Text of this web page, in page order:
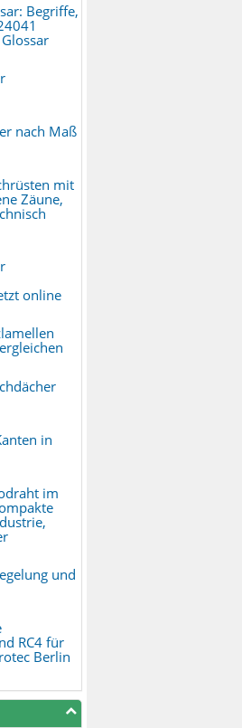
Begriffe,
nach Maß
mit
Zäune,
online
in
im
und
RC4 für
Berlin